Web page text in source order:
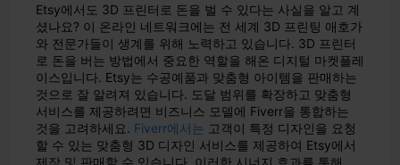
Etsy에서도 3D 프린터로 돈을 벌 수 있다는 사실을 알고 계
셨나요? 이 온라인 네트워크에는 전 세계 3D 프린팅 애호가
와 전문가들이 생계를 위해 노력하고 있습니다. 3D 프린터
로 돈을 버는 방법에서 중요한 역할을 해온 디지털 마켓플레
이스입니다. Etsy는 수공예품과 맞춤형 아이템을 판매하는
것으로 잘 알려져 있습니다. 도달 범위를 확장하고 맞춤형
서비스를 제공하려면 비즈니스 모델에 Fiverr을 통합하는
것을 고려하세요. Fiverr에서는 고객이 특정 디자인을 요청
할 수 있는 맞춤형 3D 디자인 서비스를 제공하여 Etsy에서
제작 및 판매할 수 있습니다. 이러한 시너지 효과를 통해